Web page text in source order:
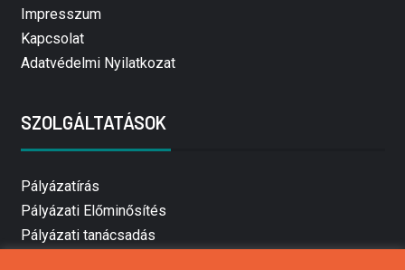
Impresszum
Kapcsolat
Adatvédelmi Nyilatkozat
SZOLGÁLTATÁSOK
Pályázatírás
Pályázati Előminősítés
Pályázati tanácsadás